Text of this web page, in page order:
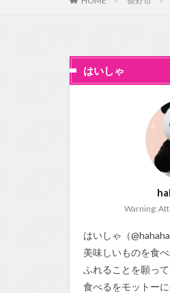
はいしゃ
Warning:
はいしゃ（
美味しいものを食
ふれることを願っ
食べるをモットー